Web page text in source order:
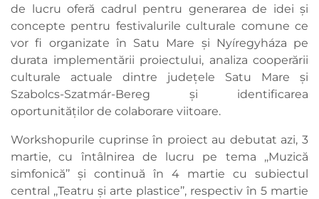
de lucru oferă cadrul pentru generarea de idei și
concepte pentru festivalurile culturale comune ce
vor fi organizate în Satu Mare și Nyíregyháza pe
durata implementării proiectului, analiza cooperării
culturale actuale dintre județele Satu Mare și
Szabolcs-Szatmár-Bereg și identificarea
oportunităților de colaborare viitoare.
Workshopurile cuprinse în proiect au debutat azi, 3
martie, cu întâlnirea de lucru pe tema ,,Muzică
simfonică’’ și continuă în 4 martie cu subiectul
central ,,Teatru și arte plastice’’, respectiv în 5 martie